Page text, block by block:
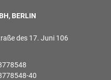
BERLIN
des 17. Juni 106
40